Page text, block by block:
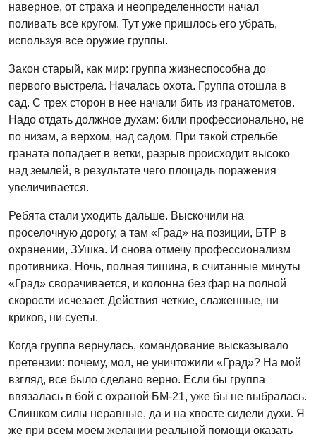
наверное, от страха и неопределенности начал
поливать все кругом. Тут уже пришлось его убрать,
используя все оружие группы.
Закон старый, как мир: группа жизнеспособна до
первого выстрела. Началась охота. Группа отошла в
сад. С трех сторон в нее начали бить из гранатометов.
Надо отдать должное духам: били профессионально, не
по низам, а верхом, над садом. При такой стрельбе
граната попадает в ветки, разрыв происходит высоко
над землей, в результате чего площадь поражения
увеличивается.
Ребята стали уходить дальше. Выскочили на
проселочную дорогу, а там «Град» на позиции, БТР в
охранении, ЗУшка. И снова отмечу профессионализм
противника. Ночь, полная тишина, в считанные минуты
«Град» сворачивается, и колонна без фар на полной
скорости исчезает. Действия четкие, слаженные, ни
криков, ни суеты.
Когда группа вернулась, командование высказывало
претензии: почему, мол, не уничтожили «Град»? На мой
взгляд, все было сделано верно. Если бы группа
ввязалась в бой с охраной БМ-21, уже бы не выбралась.
Слишком силы неравные, да и на хвосте сидели духи. Я
же при всем моем желании реальной помощи оказать